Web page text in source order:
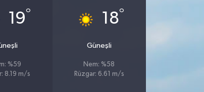
19°
%59
8.19 m/s
18°
Güneşli
Nem: %58
Rüzgar: 6.61 m/s